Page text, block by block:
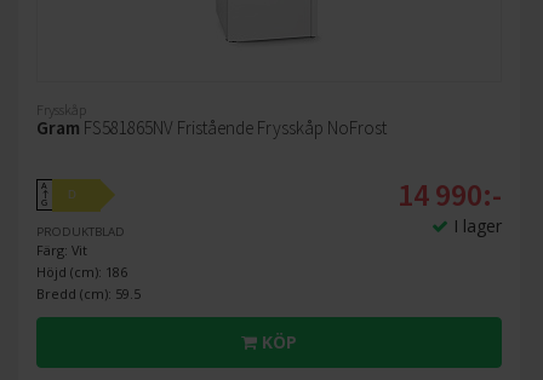
Frysskåp
Gram FS581865NV Fristående Frysskåp NoFrost
A
↑
G
D
PRODUKTBLAD
Färg: Vit
Höjd (cm): 186
Bredd (cm): 59.5
14 990:-
I lager
KÖP